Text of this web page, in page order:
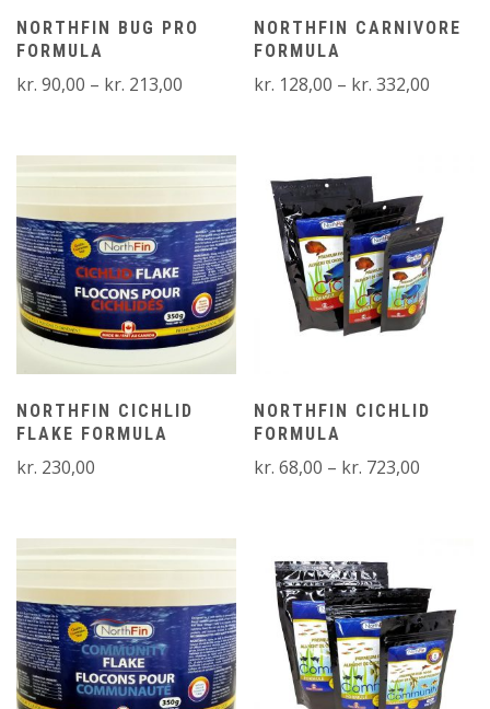
NORTHFIN BUG PRO
FORMULA
kr. 90,00 – kr. 213,00 Prisinterval:
kr. 213,00
NORTHFIN CARNIVORE
FORMULA
kr. 128,00 – kr. 332,00
NORTHFIN CICHLID
FLAKE FORMULA
kr. 230,00
NORTHFIN CICHLID
FORMULA
kr. 68,00 – kr. 723,00